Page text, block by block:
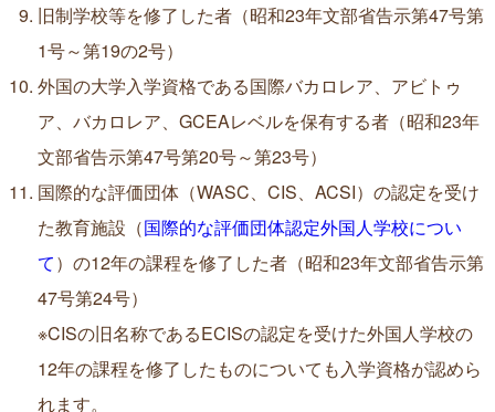
旧制学校等を修了した者（昭和23年文部省告示第47号第
1号～第19の2号）
外国の大学入学資格である国際バカロレア、アビトゥ
ア、バカロレア、GCEAレベルを保有する者（昭和23年
文部省告示第47号第20号～第23号）
国際的な評価団体（WASC、CIS、ACSI）の認定を受け
た教育施設（国際的な評価団体認定外国人学校につい
て）の12年の課程を修了した者（昭和23年文部省告示第
47号第24号）
※CISの旧名称であるECISの認定を受けた外国人学校の
12年の課程を修了したものについても入学資格が認めら
れます。